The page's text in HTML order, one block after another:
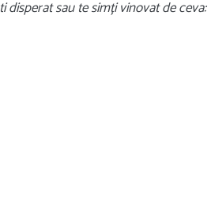
disperat sau te simți vinovat de ceva: